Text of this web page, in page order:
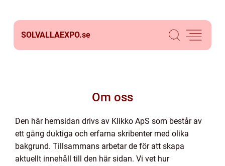
SOLVALLAEXPO.se
Om oss
Den här hemsidan drivs av Klikko ApS som består av
ett gäng duktiga och erfarna skribenter med olika
bakgrund. Tillsammans arbetar de för att skapa
aktuellt innehåll till den här sidan. Vi vet hur